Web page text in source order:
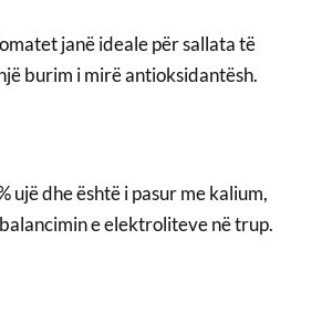
janë ideale për sallata të
burim i mirë antioksidantësh.
ujë dhe është i pasur me kalium,
e elektroliteve në trup.